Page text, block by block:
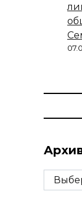
Архивы